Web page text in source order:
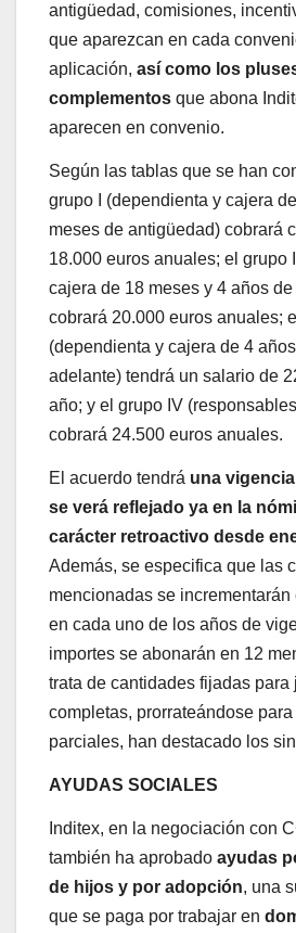
antigüedad, comisiones,
que aparezcan en cada
aplicación, así como los
complementos que abona
aparecen en convenio.
Según las tablas que se han
grupo I (dependienta y cajera
meses de antigüedad) cobrará
18.000 euros anuales; el grupo
cajera de 18 meses y 4 años
cobrará 20.000 euros anuales;
(dependienta y cajera de 4
adelante) tendrá un salario de
año; y el grupo IV
cobrará 24.500 euros anuales.
El acuerdo tendrá una
se verá reflejado ya en la
carácter retroactivo desde
Además, se especifica que las
mencionadas se incrementarán
en cada uno de los años de
importes se abonarán en 12
trata de cantidades fijadas para
completas, prorrateándose
parciales, han destacado los
AYUDAS SOCIALES
Inditex, en la negociación con
también ha aprobado ayudas
de hijos y por adopción, una
que se paga por trabajar en